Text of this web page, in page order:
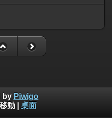
by Piwigo
移動| 桌面